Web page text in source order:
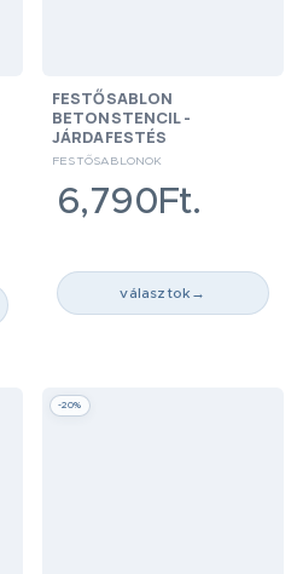
FESTŐSABLON
BETONSTENCIL -
JÁRDAFESTÉS
FESTŐSABLONOK
6,790Ft.
választok →
-20%